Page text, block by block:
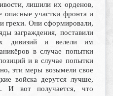
лишили их орденов,
опасные участки фронта и
грехи. Они сформировали,
заграждения, поставили
дивизий и велели им
в случае попытки
и в случае попытки
эти меры возымели свое
войска дерутся лучше,
И вот получается, что